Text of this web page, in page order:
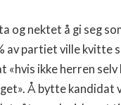
og nektet å gi seg
av partiet ville kvitte
«hvis ikke herren
Å bytte kandidat